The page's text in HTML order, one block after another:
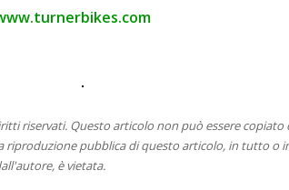
riservati. Questo articolo non può essere
riproduzione pubblica di questo articolo, in tutto o
è vietata.